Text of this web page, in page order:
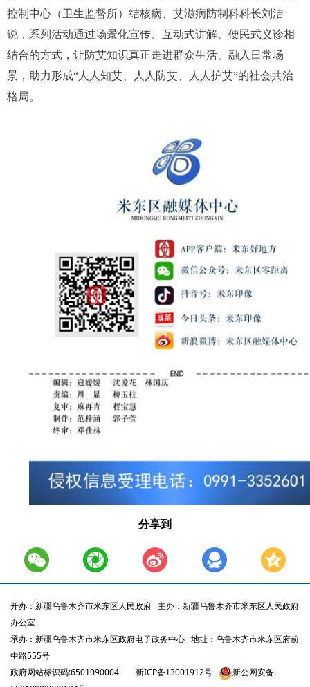
控制中心（卫生监督所）结核病、艾滋病防制科科长刘洁
说，系列活动通过场景化宣传、互动式讲解、便民式义诊相
结合的方式，让防艾知识真正走进群众生活、融入日常场
景，助力形成“人人知艾、人人防艾、人人护艾”的社会共治
格局。
分享到
开办：新疆乌鲁木齐市米东区人民政府 主办：新疆乌鲁木齐市米东区人民政府
办公室
承办：新疆乌鲁木齐市米东区政府电子政务中心 地址：乌鲁木齐市米东区府前
中路555号
政府网站标识码:6501090004
新ICP备13001912号
新公网安备